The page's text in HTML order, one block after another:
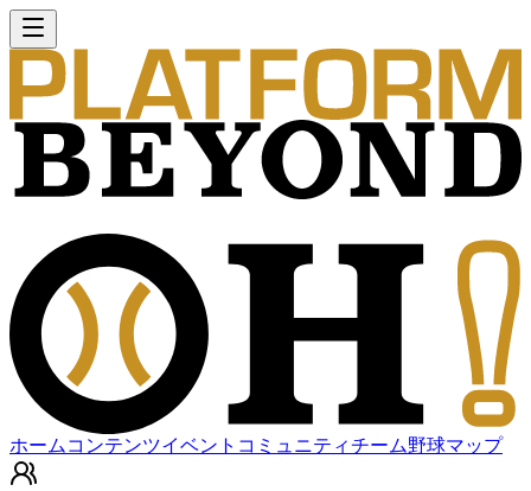
ホーム コンテンツイベント コミュニティチーム野球マップ